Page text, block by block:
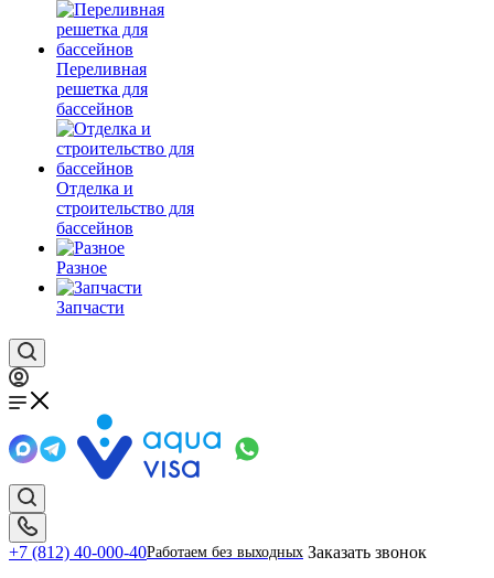
Переливная
решетка для
бассейнов
Отделка и
строительство для
бассейнов
Разное
Запчасти
+7 (812) 40-000-40Работаем без выходных Заказать звонок